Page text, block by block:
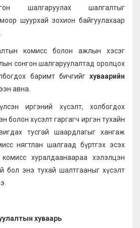
шалгаруулах шалгалтыг
шуурхай зохион байгуулахаар
комисс болон ажлын хэсэг
сонгон шалгаруулалтад оролцох
баримт бичгийг хуваарийн
авна.
иргэний хүсэлт, холбогдох
болон хүсэлт гаргагч иргэн тухайн
тусгай шаардлагыг хангаж
нягтлан шалгаад бүртгэх эсэх
хуралдаанаараа хэлэлцэн
бол энэ тухай шалтгааныг хүсэлт
хуваарь